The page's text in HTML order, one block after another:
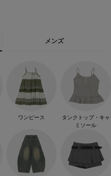
メンズ
ワンピース
タンクトップ・キャ
ミソール